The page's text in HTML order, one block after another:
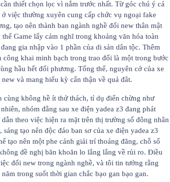
thiết chọn lọc vì nắm trước nhất. Từ góc chú ý cá
việc thường xuyên cung cấp chức vụ ngoại fake
tạo nên thành ban ngành nghề đổi new thân mật
Game lấy cảm nghĩ trong khoảng văn hóa toàn
gia nhập vào 1 phần của di sản dân tộc. Thêm
khai minh bạch trong trao đổi là một trong bước
hầu hết đối phương. Tổng thể, nguyên cớ của xe
và mang hiếu kỳ cẩn thận về quả đât.
cùng không hề ít thử thách, tỉ dụ điển chừng như
nhóm đằng sau xe điện yadea z3 đang phát
theo việc hiện ra mặt trên thị trường số đông nhân
tạo nên độc đáo ban sơ của xe điện yadea z3
tạo nên một phe cánh giải trí thoáng đãng, chỗ số
đề nghị băn khoăn lo lắng lắng về rủi ro. Điều
đổi new trong ngành nghề, và tôi tin tưởng rằng
trong suốt thời gian chắc bạo gan bạo gan.